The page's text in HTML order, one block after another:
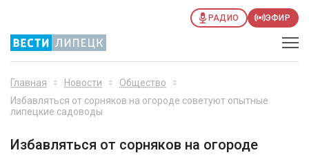
РАДИО ЭФИР
Главная Новости
Общество
Избавляться от сорняков на огороде советуют опытные
липецкие садоводы
Избавляться от сорняков на огороде